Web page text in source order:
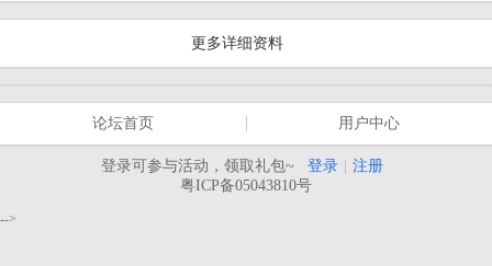
更多详细资料
论坛首页 用户中心
登录可参与活动，领取礼包~ 登录
注册
粤ICP备05043810号
-->